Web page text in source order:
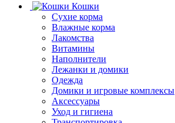
Кошки
Сухие корма
Влажные корма
Лакомства
Витамины
Наполнители
Лежанки и домики
Одежда
Домики и игровые комплексы
Аксессуары
Уход и гигиена